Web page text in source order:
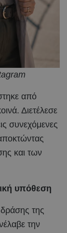
από
Διετέλεσε
συνεχόμενες
και των
υπόθεση
της
την